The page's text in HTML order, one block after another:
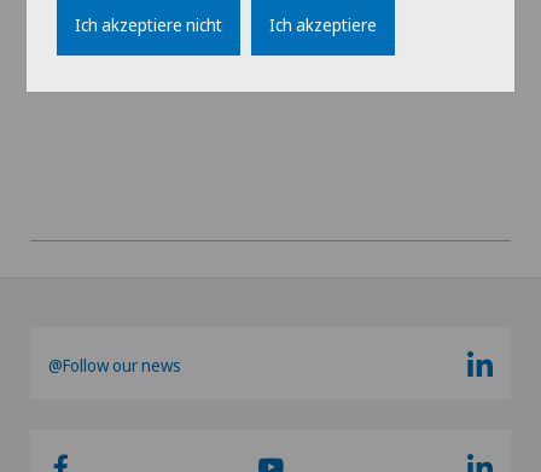
Wirbelsäulenchirurgie
@Follow our news
Ich akzeptiere nicht Ich akzeptiere